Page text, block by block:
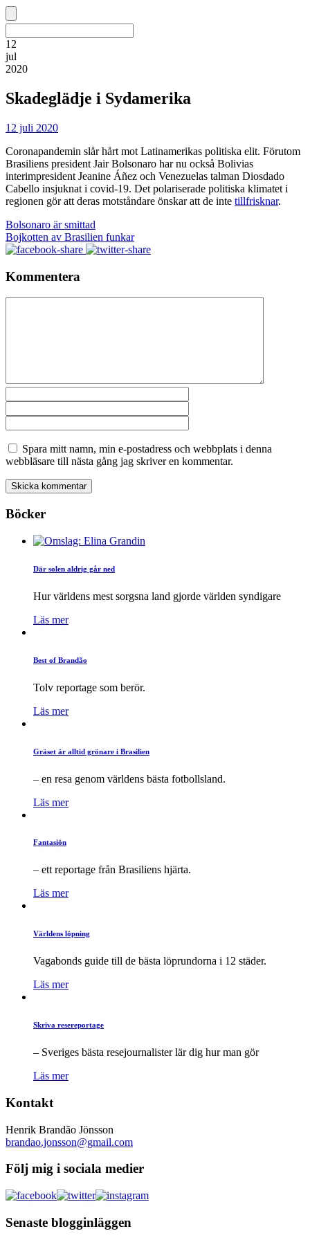
12
jul
2020
Skadeglädje i Sydamerika
12 juli 2020
Coronapandemin slår hårt mot Latinamerikas politiska elit. Förutom
Brasiliens president Jair Bolsonaro har nu också Bolivias
interimpresident Jeanine Áñez och Venezuelas talman Diosdado
Cabello insjuknat i covid-19. Det polariserade politiska klimatet i
regionen gör att deras motståndare önskar att de inte tillfrisknar.
Bolsonaro är smittad
Bojkotten av Brasilien funkar
Kommentera
Spara mitt namn, min e-postadress och webbplats i denna
webbläsare till nästa gång jag skriver en kommentar.
Böcker
Där solen aldrig går ned
Hur världens mest sorgsna land gjorde världen syndigare
Läs mer
Best of Brandão
Tolv reportage som berör.
Läs mer
Gräset är alltid grönare i Brasilien
– en resa genom världens bästa fotbollsland.
Läs mer
Fantasiön
– ett reportage från Brasiliens hjärta.
Läs mer
Världens löpning
Vagabonds guide till de bästa löprundorna i 12 städer.
Läs mer
Skriva resereportage
– Sveriges bästa resejournalister lär dig hur man gör
Läs mer
Kontakt
Henrik Brandão Jönsson
brandao.jonsson@gmail.com
Följ mig i sociala medier
Senaste blogginläggen